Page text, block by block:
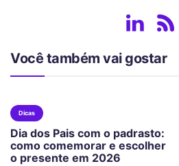
Você também vai gostar
Dicas
Dia dos Pais com o padrasto:
como comemorar e escolher
o presente em 2026